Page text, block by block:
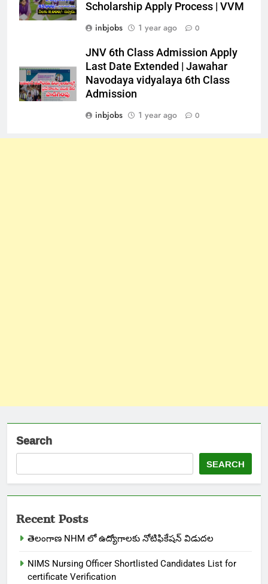
Scholarship Apply Process | VVM
inbjobs
1 year ago 0
JNV 6th Class Admission Apply
Last Date Extended | Jawahar
Navodaya vidyalaya 6th Class
Admission
inbjobs
1 year ago 0
Search
SEARCH
Recent Posts
తెలంగాణ NHM లో ఉద్యోగాలకు నోటిఫికేషన్ విడుదల
NIMS Nursing Officer Shortlisted Candidates List for
certificate Verification